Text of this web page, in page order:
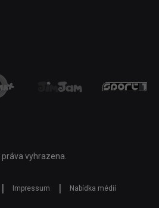
vyhrazena.
| Impressum | Nabídka médií